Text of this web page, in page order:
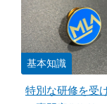
基本知識
特別な研修を受